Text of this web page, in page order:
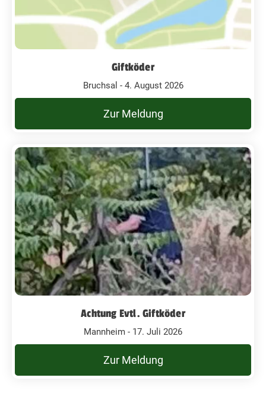
Giftköder
Bruchsal - 4. August 2026
Zur Meldung
Achtung Evtl. Giftköder
Mannheim - 17. Juli 2026
Zur Meldung